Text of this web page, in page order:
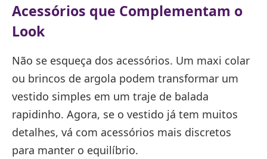
Acessórios que Complementam o
Look
Não se esqueça dos acessórios. Um maxi colar
ou brincos de argola podem transformar um
vestido simples em um traje de balada
rapidinho. Agora, se o vestido já tem muitos
detalhes, vá com acessórios mais discretos
para manter o equilíbrio.